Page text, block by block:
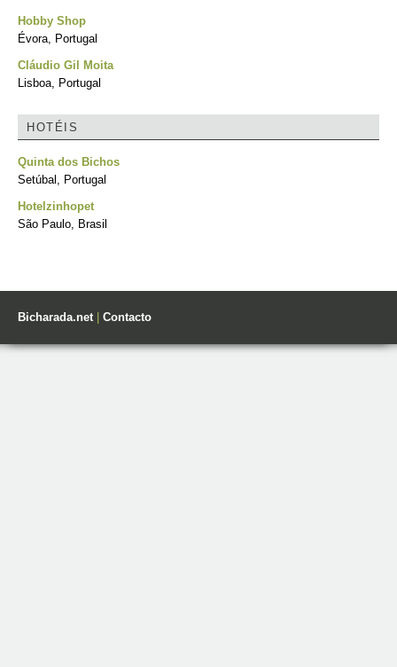
Hobby Shop
Évora, Portugal
Cláudio Gil Moita
Lisboa, Portugal
HOTÉIS
Quinta dos Bichos
Setúbal, Portugal
Hotelzinhopet
São Paulo, Brasil
Bicharada.net| Contacto